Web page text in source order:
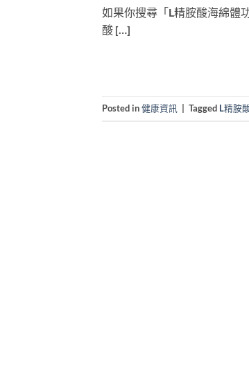
如果你搜尋「L精胺酸海綿體
酸 […]
Posted in健康資訊 Tagged L精胺